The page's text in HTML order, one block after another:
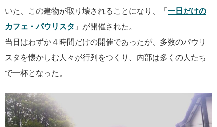
いた、この建物が取り壊されることになり、「 一日だけの
カフェ・パウリスタ 」が開催された。
当日はわずか４時間だけの開催であったが、多数のパウリ
スタを懐かしむ人々が行列をつくり、内部は多くの人たち
で一杯となった。